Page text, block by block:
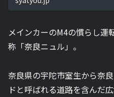
メインカーのM4の慣らし運
称「奈良ニュル」。
奈良県の宇陀市室生から奈
ドと呼ばれる道路を含んだ